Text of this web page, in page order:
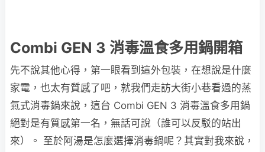
Combi GEN 3 消毒溫食多用鍋開箱
先不說其他心得，第一眼看到這外包裝，在想說是什麼
家電，也太有質感了吧，就我們走訪大街小巷看過的蒸
氣式消毒鍋來說，這台 Combi GEN 3 消毒溫食多用鍋
絕對是有質感第一名，無話可說（誰可以反駁的站出
來）。 至於阿湯是怎麼選擇消毒鍋呢？其實對我來說，